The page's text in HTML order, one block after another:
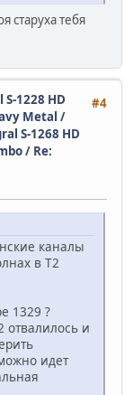
старуха тебя
#4
1228 HD
Metal /
S-1268 HD
/ Re:
каналы
в T2
1329 ?
отвалилось и
идет